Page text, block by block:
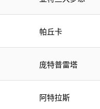
帕丘卡
庞特普雷塔
阿特拉斯